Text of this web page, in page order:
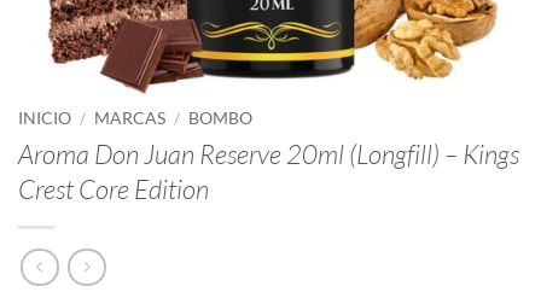
INICIO / MARCAS / BOMBO
Aroma Don Juan Reserve 20ml (Longfill) – Kings
Crest Core Edition